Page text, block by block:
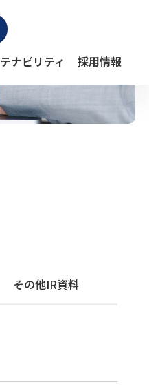
ナビリティ 採用情報
その他IR資料